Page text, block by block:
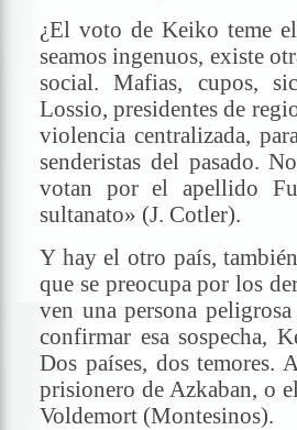
¿El voto de Keiko teme
seamos ingenuos, existe
social. Mafias, cupos,
Lossio, presidentes de
violencia centralizada,
senderistas del pasado.
votan por el apellido
sultanato» (J. Cotler).
Y hay el otro país,
que se preocupa por los
ven una persona
confirmar esa sospecha,
Dos países, dos
prisionero de Azkaban, o
Voldemort (Montesinos).